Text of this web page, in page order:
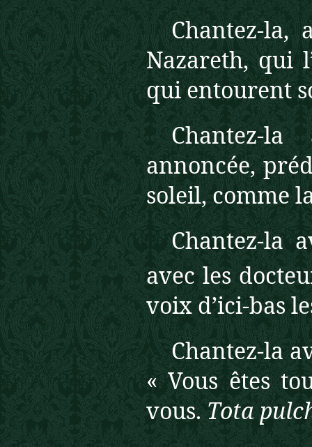
Chantez-la,
Nazareth, qui
qui entourent
Chantez-
annoncée,
soleil, comme
Chantez-la
avec les
voix d’ici-bas
Chantez-la
« Vous êtes
vous. Tota